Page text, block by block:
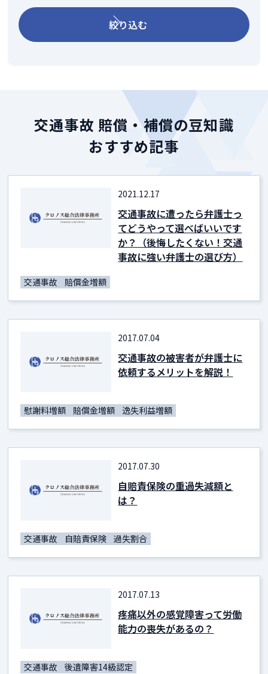
絞り込む
交通事故 賠償・補償の豆知識
おすすめ記事
2021.12.17
交通事故に遭ったら弁護士っ
てどうやって選べばいいです
か？（後悔したくない！交通
事故に強い弁護士の選び方）
交通事故 賠償金増額
2017.07.04
交通事故の被害者が弁護士に
依頼するメリットを解説！
慰謝料増額 賠償金増額 逸失利益増額
2017.07.30
自賠責保険の重過失減額と
は？
交通事故 自賠責保険 過失割合
2017.07.13
疼痛以外の感覚障害って労働
能力の喪失があるの？
交通事故 後遺障害14級認定